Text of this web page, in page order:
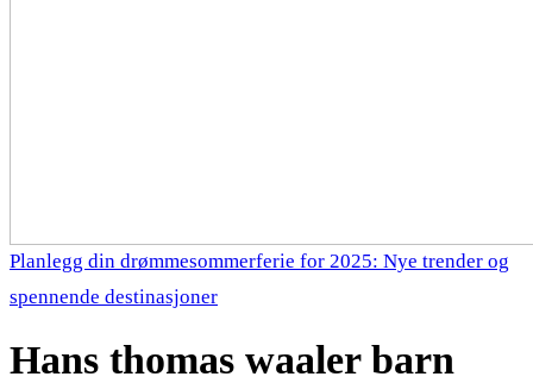
Planlegg din drømmesommerferie for 2025: Nye trender og
spennende destinasjoner
Hans thomas waaler barn